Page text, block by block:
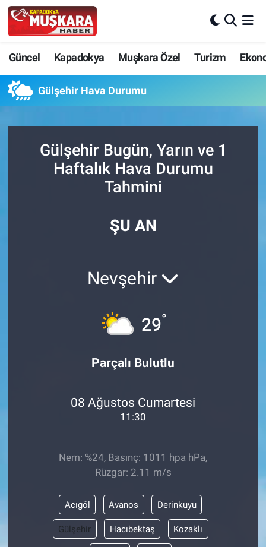
Güncel Kapadokya Muşkara Özel Turizm
Gülşehir Hava Durumu
Gülşehir Bugün, Yarın ve 1
Haftalık Hava Durumu
Tahmini
ŞU AN
Nevşehir
29°
Parçalı Bulutlu
08 Ağustos Cumartesi
11:30
Nem: %24, Basınç: 1011 hpa hPa,
Rüzgar: 2.11 m/s
Acıgöl Avanos Derinkuyu
Gülşehir Hacıbektaş Kozaklı
Güncel
SEÇİM
Ekonomi
Nevşehir Hava Durumu
Nevşehir Trafik Yoğunluk Haritası
Tüm Manşetler
Son Dakika Haberleri